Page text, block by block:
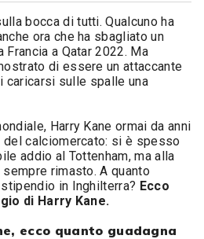
bocca di tutti. Qualcuno ha
ora che ha sbagliato un
a Qatar 2022. Ma
di essere un attaccante
caricarsi sulle spalle una
Harry Kane ormai da anni
calciomercato: si è spesso
addio al Tottenham, ma alla
rimasto. A quanto
in Inghilterra? Ecco
di Harry Kane.
ecco quanto guadagna